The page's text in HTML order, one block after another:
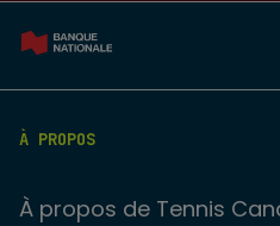
À PROPOS
À propos de Tennis